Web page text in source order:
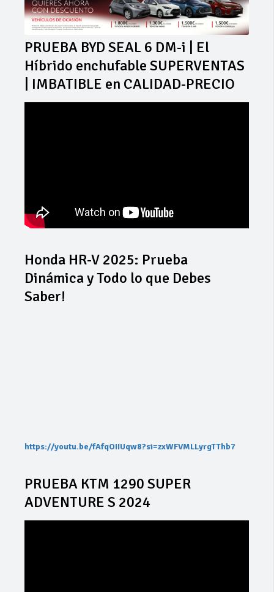
PRUEBA BYD SEAL 6 DM-i | El
Híbrido enchufable SUPERVENTAS
| IMBATIBLE en CALIDAD-PRECIO
Honda HR-V 2025: Prueba
Dinámica y Todo lo que Debes
Saber!
https://youtu.be/fAfqOIIUqw8?si=zxWFVMLLyrgTThb7
PRUEBA KTM 1290 SUPER
ADVENTURE S 2024